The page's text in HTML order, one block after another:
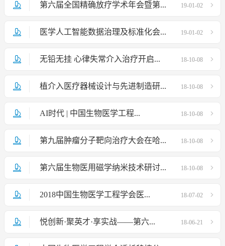
第六届全国精确放疗学术年会暨第... 19-01-02
医学人工智能数据治理及标准化会... 19-01-02
无铅无挂 心律失常介入治疗开启... 18-10-08
植介入医疗器械设计与先进制造研... 18-10-08
AI时代 | 中国生物医学工程... 18-10-08
第九届肿瘤分子靶向治疗大会在哈... 18-10-08
第六届生物医用磁学纳米技术研讨... 18-10-08
2018中国生物医学工程学会医... 18-07-02
悦创新·聚英才·享实战——第六... 18-06-21